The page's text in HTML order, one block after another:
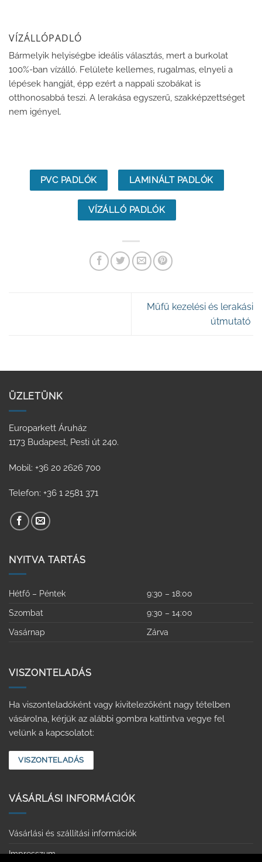
VÍZÁLLÓPADLÓ
Bármelyik helyiségbe ideális választás, mert a burkolat
100%-ban vízálló. Felülete kellemes, rugalmas, elnyeli a
lépések hangját, épp ezért a nappali szobákat is
otthonosabbá teszi. A lerakása egyszerű, szakképzettséget
nem igényel.
PVC PADLÓK LAMINÁLT PADLÓK
VÍZÁLLÓ PADLÓK
Műfű kezelési és lerakási
útmutató
ÜZLETÜNK
Europarkett Áruház
1173 Budapest, Pesti út 240.
Mobil: +36 20 2626 700
Telefon: +36 1 2581 371
NYITVA TARTÁS
Hétfő – Péntek
9:30 – 18:00
Szombat
9:30 – 14:00
Vasárnap
Zárva
VISZONTELADÁS
Ha viszonteladóként vagy kivitelezőként nagy tételben
vásárolna, kérjük az alábbi gombra kattintva vegye fel
velünk a kapcsolatot:
VISZONTELADÁS
VÁSÁRLÁSI INFORMÁCIÓK
Vásárlási és szállítási információk
Impresszum